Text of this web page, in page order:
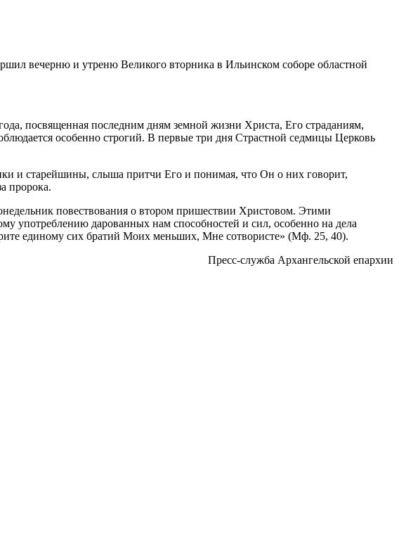
вечерню и утреню Великого вторника в Ильинском соборе областной
посвященная последним дням земной жизни Христа, Его страданиям,
особенно строгий. В первые три дня Страстной седмицы Церковь
и старейшины, слыша притчи Его и понимая, что Он о них говорит,
пророка.
повествования о втором пришествии Христовом. Этими
употреблению дарованных нам способностей и сил, особенно на дела
единому сих братий Моих меньших, Мне сотвористе» (Мф. 25, 40).
Пресс-служба Архангельской епархии